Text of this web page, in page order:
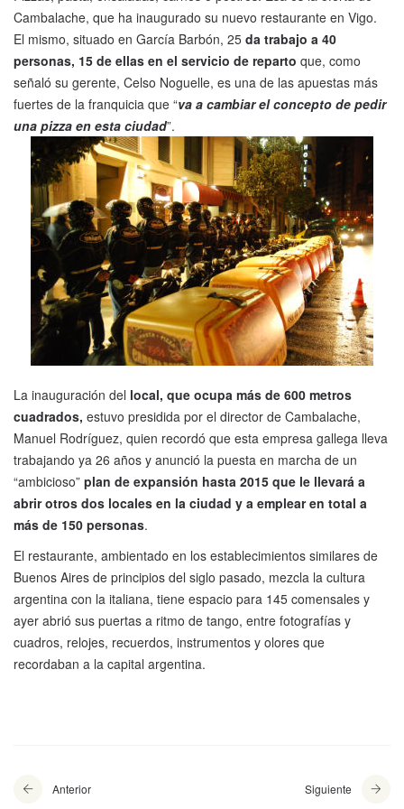
Cambalache, que ha inaugurado su nuevo restaurante en Vigo.
El mismo, situado en García Barbón, 25 da trabajo a 40
personas, 15 de ellas en el servicio de reparto que, como
señaló su gerente, Celso Noguelle, es una de las apuestas más
fuertes de la franquicia que “va a cambiar el concepto de pedir
una pizza en esta ciudad”.
La inauguración del local, que ocupa más de 600 metros
cuadrados, estuvo presidida por el director de Cambalache,
Manuel Rodríguez, quien recordó que esta empresa gallega lleva
trabajando ya 26 años y anunció la puesta en marcha de un
“ambicioso” plan de expansión hasta 2015 que le llevará a
abrir otros dos locales en la ciudad y a emplear en total a
más de 150 personas.
El restaurante, ambientado en los establecimientos similares de
Buenos Aires de principios del siglo pasado, mezcla la cultura
argentina con la italiana, tiene espacio para 145 comensales y
ayer abrió sus puertas a ritmo de tango, entre fotografías y
cuadros, relojes, recuerdos, instrumentos y olores que
recordaban a la capital argentina.
Anterior Siguiente